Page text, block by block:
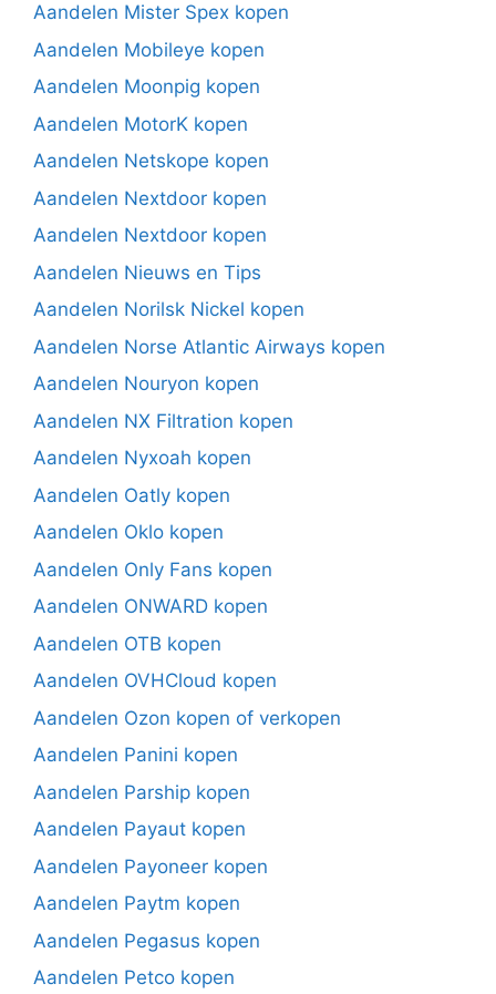
Aandelen Mister Spex kopen
Aandelen Mobileye kopen
Aandelen Moonpig kopen
Aandelen MotorK kopen
Aandelen Netskope kopen
Aandelen Nextdoor kopen
Aandelen Nextdoor kopen
Aandelen Nieuws en Tips
Aandelen Norilsk Nickel kopen
Aandelen Norse Atlantic Airways kopen
Aandelen Nouryon kopen
Aandelen NX Filtration kopen
Aandelen Nyxoah kopen
Aandelen Oatly kopen
Aandelen Oklo kopen
Aandelen Only Fans kopen
Aandelen ONWARD kopen
Aandelen OTB kopen
Aandelen OVHCloud kopen
Aandelen Ozon kopen of verkopen
Aandelen Panini kopen
Aandelen Parship kopen
Aandelen Payaut kopen
Aandelen Payoneer kopen
Aandelen Paytm kopen
Aandelen Pegasus kopen
Aandelen Petco kopen